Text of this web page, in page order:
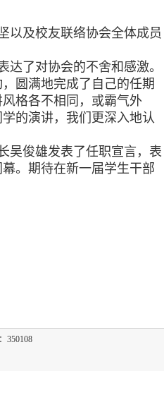
以及校友联络协会全体成员
了对协会的不舍和感激。
圆满地完成了自己的任期
格各不相同，或霸气外
的演讲，我们更深入地认
吴俊雄发表了任职宣言，表
。期待在新一届学生干部
350108